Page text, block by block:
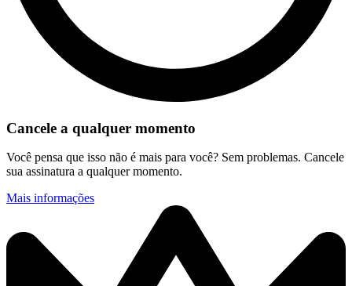
Cancele a qualquer momento
Você pensa que isso não é mais para você? Sem problemas. Cancele
sua assinatura a qualquer momento.
Mais informações